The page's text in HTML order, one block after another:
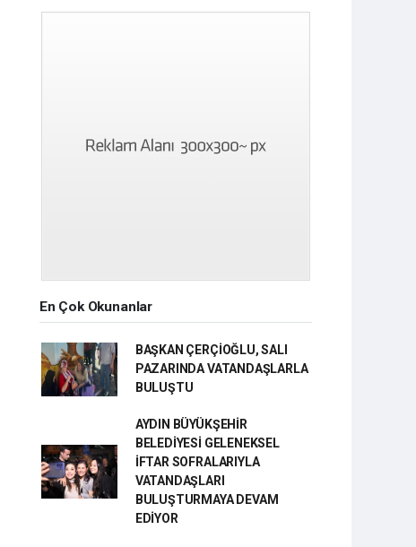
En Çok Okunanlar
BAŞKAN ÇERÇİOĞLU, SALI
PAZARINDA VATANDAŞLARLA
BULUŞTU
AYDIN BÜYÜKŞEHİR
BELEDİYESİ GELENEKSEL
İFTAR SOFRALARIYLA
VATANDAŞLARI
BULUŞTURMAYA DEVAM
EDİYOR